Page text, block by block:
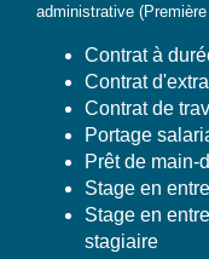
administrative
Contrat à
Contrat
Contrat de
Portage
Prêt de
Stage en
Stage en
stagiaire